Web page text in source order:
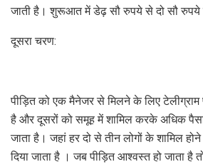
जाती है। शुरूआत में डेढ़ सौ रुपये से दो सौ रुपये
दूसरा चरण:
पीड़ित को एक मैनेजर से मिलने के लिए
है और दूसरों को समूह में शामिल करके अधिक
जाता है। जहां हर दो से तीन लोगों के शामिल
दिया जाता है । जब पीड़ित आश्वस्त हो जाता है